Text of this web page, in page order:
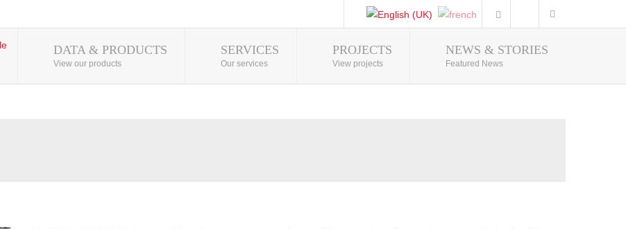
Photo Gallery
DATA & PRODUCTS
View our products
SERVICES
Our services
PROJECTS
View projects
NEWS & STORIES
Featured News